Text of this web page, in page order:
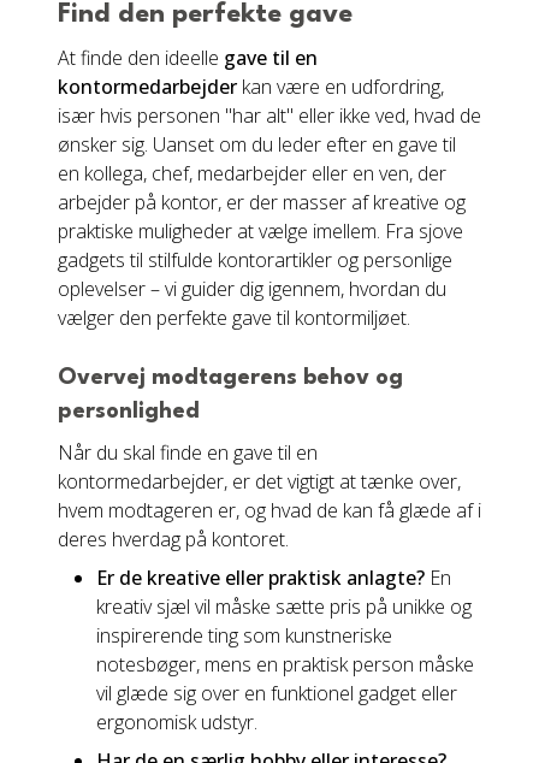
Find den perfekte gave
At finde den ideelle gave til en
kontormedarbejder kan være en udfordring,
især hvis personen "har alt" eller ikke ved, hvad de
ønsker sig. Uanset om du leder efter en gave til
en kollega, chef, medarbejder eller en ven, der
arbejder på kontor, er der masser af kreative og
praktiske muligheder at vælge imellem. Fra sjove
gadgets til stilfulde kontorartikler og personlige
oplevelser – vi guider dig igennem, hvordan du
vælger den perfekte gave til kontormiljøet.
Overvej modtagerens behov og
personlighed
Når du skal finde en gave til en
kontormedarbejder, er det vigtigt at tænke over,
hvem modtageren er, og hvad de kan få glæde af i
deres hverdag på kontoret.
Er de kreative eller praktisk anlagte? En
kreativ sjæl vil måske sætte pris på unikke og
inspirerende ting som kunstneriske
notesbøger, mens en praktisk person måske
vil glæde sig over en funktionel gadget eller
ergonomisk udstyr.